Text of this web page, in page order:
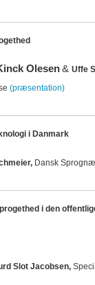
Olesen& Uffe
(præsentation)
i Danmark
Dansk
i den
Slot Jacobsen,